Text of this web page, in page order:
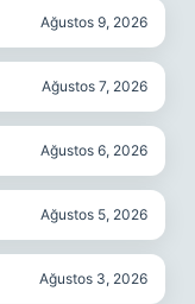
Ağustos 9, 2026
Ağustos 7, 2026
Ağustos 6, 2026
Ağustos 5, 2026
Ağustos 3, 2026